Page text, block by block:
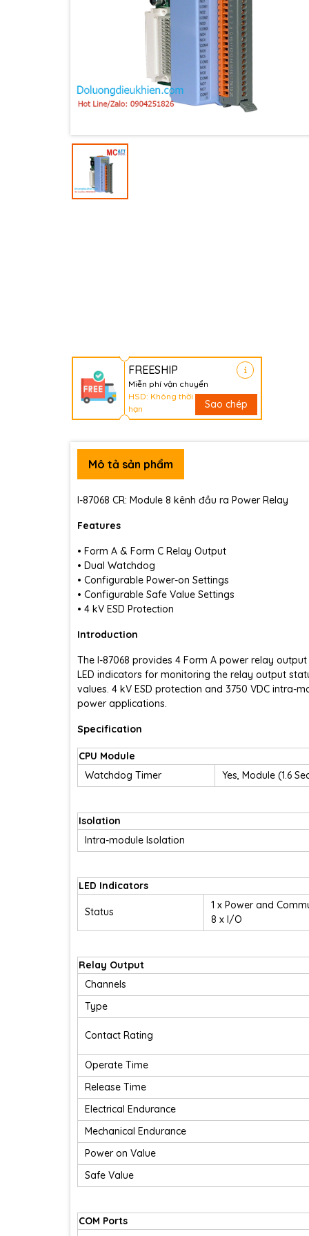
FREESHIP
Miễn phí vận chuyển
HSD: Không thời
hạn
Sao chép
Mô tả sản phẩm
I-87068 CR: Module 8 kênh đầu ra Power Relay
Features
• Form A & Form C Relay Output
• Dual Watchdog
• Configurable Power-on Settings
• Configurable Safe Value Settings
• 4 kV ESD Protection
Introduction
The I-87068 provides 4 Form A power relay
LED indicators for monitoring the relay output
values. 4 kV ESD protection and 3750 VDC intra-
power applications.
Specification
CPU Module
Watchdog Timer
Yes, Module (1.6
Isolation
Intra-module Isolation
LED Indicators
Status
1 x Power and
8 x I/O
Relay Output
Channels
Type
Contact Rating
Operate Time
Release Time
Electrical Endurance
Mechanical Endurance
Power on Value
Safe Value
COM Ports